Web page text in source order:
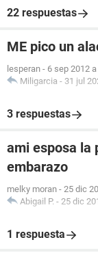
22 respuestas
ME pico un
lesperan - 6 sep 2012
Miligarcia - 31 jul
3 respuestas
ami esposa la
embarazo
melky moran - 25 dic
Abigail P. - 25 dic
1 respuesta